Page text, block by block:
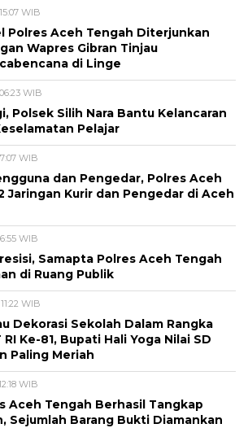
WIB
Polres Aceh Tengah Diterjunkan
Wapres Gibran Tinjau
di Linge
WIB
Polsek Silih Nara Bantu Kelancaran
Pelajar
WIB
dan Pengedar, Polres Aceh
Jaringan Kurir dan Pengedar di Aceh
WIB
Samapta Polres Aceh Tengah
di Ruang Publik
WIB
Dekorasi Sekolah Dalam Rangka
Ke-81, Bupati Hali Yoga Nilai SD
Paling Meriah
WIB
Aceh Tengah Berhasil Tangkap
Sejumlah Barang Bukti Diamankan